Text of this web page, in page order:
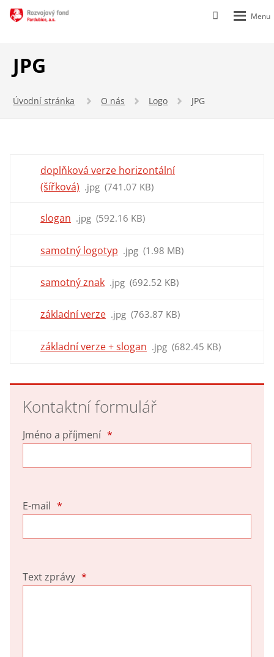
Vyhledávání
JPG
Úvodní stránka O nás Logo JPG
doplňková verze horizontální
(šířková)
jpg 741.07 KB
slogan jpg 592.16 KB
samotný logotyp jpg 1.98 MB
samotný znak jpg 692.52 KB
základní verze jpg 763.87 KB
základní verze + slogan jpg 682.45 KB
Kontaktní formulář
Jméno a příjmení *
E-mail *
Text zprávy *